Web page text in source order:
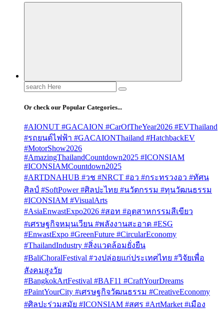
Search
for:
Or check our Popular Categories...
#AIONUT #GACAION #CarOfTheYear2026 #EVThailand
#รถยนต์ไฟฟ้า #GACAIONThailand #HatchbackEV
#MotorShow2026
#AmazingThailandCountdown2025 #ICONSIAM
#ICONSIAMCountdown2025
#ARTDNAHUB #วช #NRCT #อว #กระทรวงอว #ทัศน
ศิลป์ #SoftPower #ศิลปะไทย #นวัตกรรม #ทุนวัฒนธรรม
#ICONSIAM #VisualArts
#AsiaEnwastExpo2026 #สอท #อุตสาหกรรมสีเขียว
#เศรษฐกิจหมุนเวียน #พลังงานสะอาด #ESG
#EnwastExpo #GreenFuture #CircularEconomy
#ThailandIndustry #สิ่งแวดล้อมยั่งยืน
#BaliChoralFestival #วงปล่อยแก่ประเทศไทย #วิจัยเพื่อ
สังคมสูงวัย
#BangkokArtFestival #BAF11 #CraftYourDreams
#PaintYourCity #เศรษฐกิจวัฒนธรรม #CreativeEconomy
#ศิลปะร่วมสมัย #ICONSIAM #สศร #ArtMarket #เมือง